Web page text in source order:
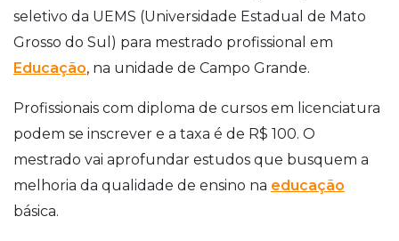
seletivo da UEMS (Universidade Estadual de Mato
Grosso do Sul) para mestrado profissional em
Educação, na unidade de Campo Grande.
Profissionais com diploma de cursos em licenciatura
podem se inscrever e a taxa é de R$ 100. O
mestrado vai aprofundar estudos que busquem a
melhoria da qualidade de ensino na educação
básica.